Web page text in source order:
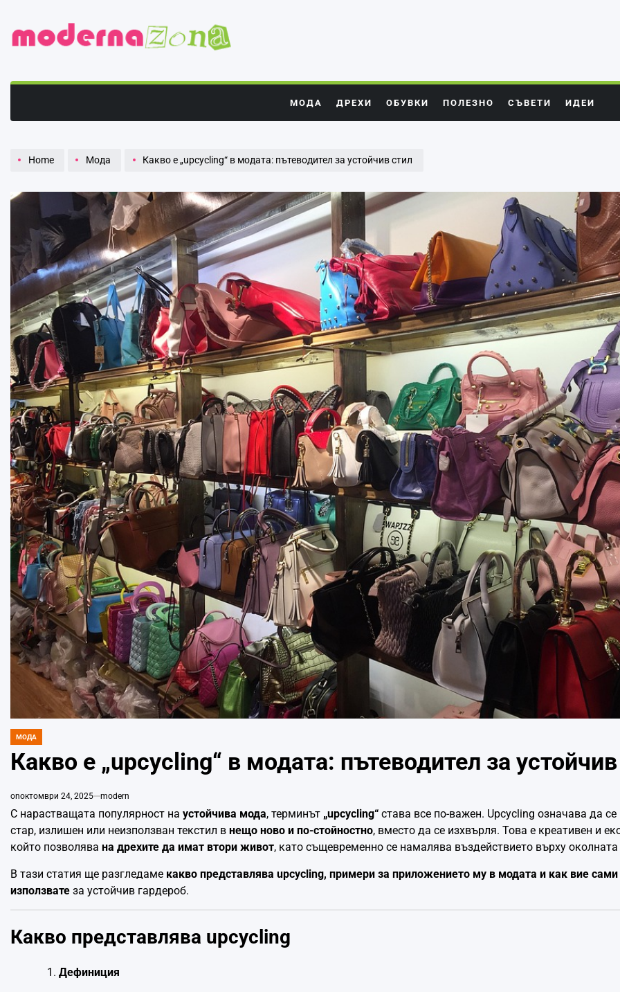
content
зона
МОДА ДРЕХИ ОБУВКИ ПОЛЕЗНО СЪВЕТИ ИДЕИ
Home Мода Какво е „upcycling“ в модата: пътеводител за устойчив стил
POSTED
МОДА
Какво е „upcycling“ в модата: пътеводител за
onоктомври 24, 2025 modern
С нарастващата популярност на устойчива мода, терминът „upcycling“ става все по-важен. Upcycling означава да се
стар, излишен или неизползван текстил в нещо ново и по-стойностно, вместо да се изхвърля. Това е креативен и
който позволява на дрехите да имат втори живот, като същевременно се намалява въздействието върху
В тази статия ще разгледаме какво представлява upcycling, примери за приложението му в модата и как вие
използвате за устойчив гардероб.
Какво представлява upcycling
Дефиниция